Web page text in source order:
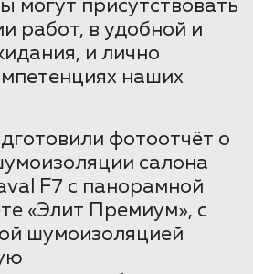
могут присутствовать
работ, в удобной и
и лично
наших
фотоотчёт о
салона
F7 с панорамной
«Элит Премиум», с
шумоизоляцией